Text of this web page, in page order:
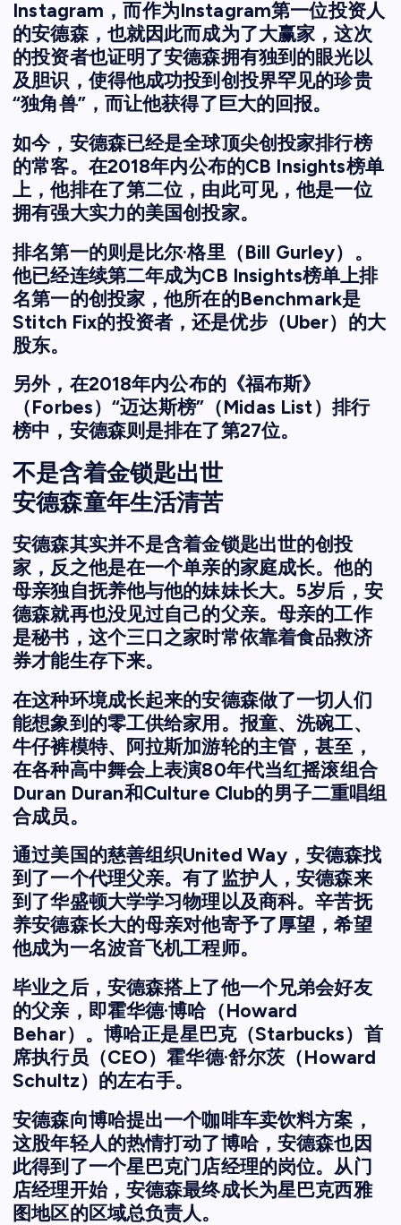
Instagram，而作为Instagram第一位投资人
的安德森，也就因此而成为了大赢家，这次
的投资者也证明了安德森拥有独到的眼光以
及胆识，使得他成功投到创投界罕见的珍贵
“独角兽”，而让他获得了巨大的回报。
如今，安德森已经是全球顶尖创投家排行榜
的常客。在2018年内公布的CB Insights榜单
上，他排在了第二位，由此可见，他是一位
拥有强大实力的美国创投家。
排名第一的则是比尔·格里（Bill Gurley）。
他已经连续第二年成为CB Insights榜单上排
名第一的创投家，他所在的Benchmark是
Stitch Fix的投资者，还是优步（Uber）的大
股东。
另外，在2018年内公布的《福布斯》
（Forbes）“迈达斯榜”（Midas List）排行
榜中，安德森则是排在了第27位。
不是含着金锁匙出世
安德森童年生活清苦
安德森其实并不是含着金锁匙出世的创投
家，反之他是在一个单亲的家庭成长。他的
母亲独自抚养他与他的妹妹长大。5岁后，安
德森就再也没见过自己的父亲。母亲的工作
是秘书，这个三口之家时常依靠着食品救济
券才能生存下来。
在这种环境成长起来的安德森做了一切人们
能想象到的零工供给家用。报童、洗碗工、
牛仔裤模特、阿拉斯加游轮的主管，甚至，
在各种高中舞会上表演80年代当红摇滚组合
Duran Duran和Culture Club的男子二重唱组
合成员。
通过美国的慈善组织United Way，安德森找
到了一个代理父亲。有了监护人，安德森来
到了华盛顿大学学习物理以及商科。辛苦抚
养安德森长大的母亲对他寄予了厚望，希望
他成为一名波音飞机工程师。
毕业之后，安德森搭上了他一个兄弟会好友
的父亲，即霍华德·博哈（Howard
Behar）。博哈正是星巴克（Starbucks）首
席执行员（CEO）霍华德·舒尔茨（Howard
Schultz）的左右手。
安德森向博哈提出一个咖啡车卖饮料方案，
这股年轻人的热情打动了博哈，安德森也因
此得到了一个星巴克门店经理的岗位。从门
店经理开始，安德森最终成长为星巴克西雅
图地区的区域总负责人。